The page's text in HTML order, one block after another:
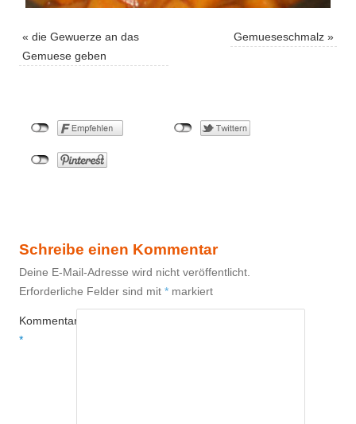
« die Gewuerze an das
Gemuese geben
Gemueseschmalz »
Schreibe einen Kommentar
Deine E-Mail-Adresse wird nicht veröffentlicht.
Erforderliche Felder sind mit * markiert
Kommentar
*